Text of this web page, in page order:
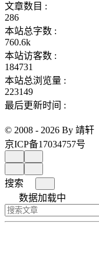
文章数目 :
286
本站总字数 :
760.6k
本站访客数 :
184731
本站总浏览量 :
223149
最后更新时间 :
© 2008 - 2026 By 靖轩
京ICP备17034757号
搜索
数据加载中